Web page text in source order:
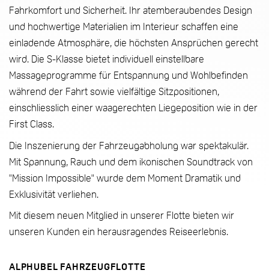
Fahrkomfort und Sicherheit. Ihr atemberaubendes Design
und hochwertige Materialien im Interieur schaffen eine
einladende Atmosphäre, die höchsten Ansprüchen gerecht
wird. Die S-Klasse bietet individuell einstellbare
Massageprogramme für Entspannung und Wohlbefinden
während der Fahrt sowie vielfältige Sitzpositionen,
einschliesslich einer waagerechten Liegeposition wie in der
First Class.
Die Inszenierung der Fahrzeugabholung war spektakulär.
Mit Spannung, Rauch und dem ikonischen Soundtrack von
"Mission Impossible" wurde dem Moment Dramatik und
Exklusivität verliehen.
Mit diesem neuen Mitglied in unserer Flotte bieten wir
unseren Kunden ein herausragendes Reiseerlebnis.
ALPHUBEL FAHRZEUGFLOTTE